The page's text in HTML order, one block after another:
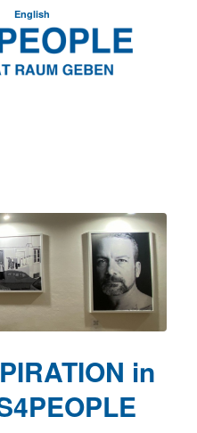
English
in